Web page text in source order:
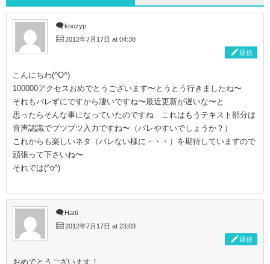
koozyp
2012年7月17日 at 04:38
返信
こんにちわ(^O^)
100000アクセスおめでとうございます〜とうとう行きましたね〜
それもバレずにですから凄いですね〜最近更新が遅いな〜と
思ったらそんな事になっていたのですね これはもうテキスト部分は
音声認識でブツブツ入力ですね〜（バレやすいでしょうか？）
これからも楽しいネタ（バレない様に・・・）を期待していますので
頑張って下さいね〜
それでは(^o^)
Hatti
2012年7月17日 at 23:03
返信
おめでとうございます！